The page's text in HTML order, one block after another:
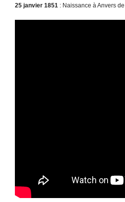
25 janvier 1851 : Naissance à Anvers